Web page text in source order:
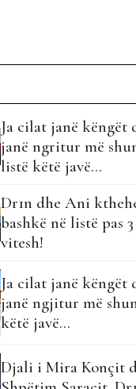
Ja cilat janë këngët
janë ngritur më
listë këtë javë…
Dr1n dhe Ani
bashkë në listë pas 3
vitesh!
Ja cilat janë këngët
janë ngjitur më
këtë javë...
Djali i Mira Konçit